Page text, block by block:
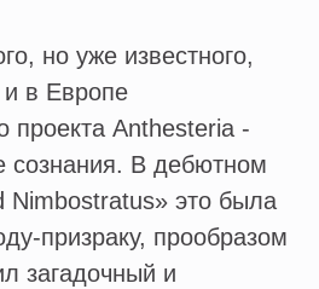
но уже известного,
и в Европе
проекта Anthesteria -
сознания. В дебютном
Nimbostratus» это была
призраку, прообразом
загадочный и